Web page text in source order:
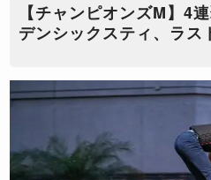
【チャンピオンズM】4
デンシックスティ、ラス